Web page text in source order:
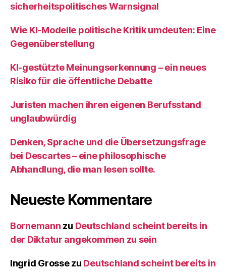
sicherheitspolitisches Warnsignal
Wie KI‑Modelle politische Kritik umdeuten: Eine
Gegenüberstellung
KI‑gestützte Meinungserkennung – ein neues
Risiko für die öffentliche Debatte
Juristen machen ihren eigenen Berufsstand
unglaubwürdig
Denken, Sprache und die Übersetzungsfrage
bei Descartes – eine philosophische
Abhandlung, die man lesen sollte.
Neueste Kommentare
Bornemann zu Deutschland scheint bereits in
der Diktatur angekommen zu sein
Ingrid Grossezu Deutschland scheint bereits in